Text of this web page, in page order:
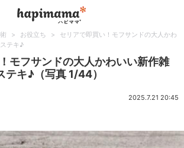
> お役立ち >
セリアで即買い！モフサンドの大人かわ
テキ♪
モフサンドの大人かわいい新作雑
テキ♪（写真 1/44）
2025.7.21 20:45